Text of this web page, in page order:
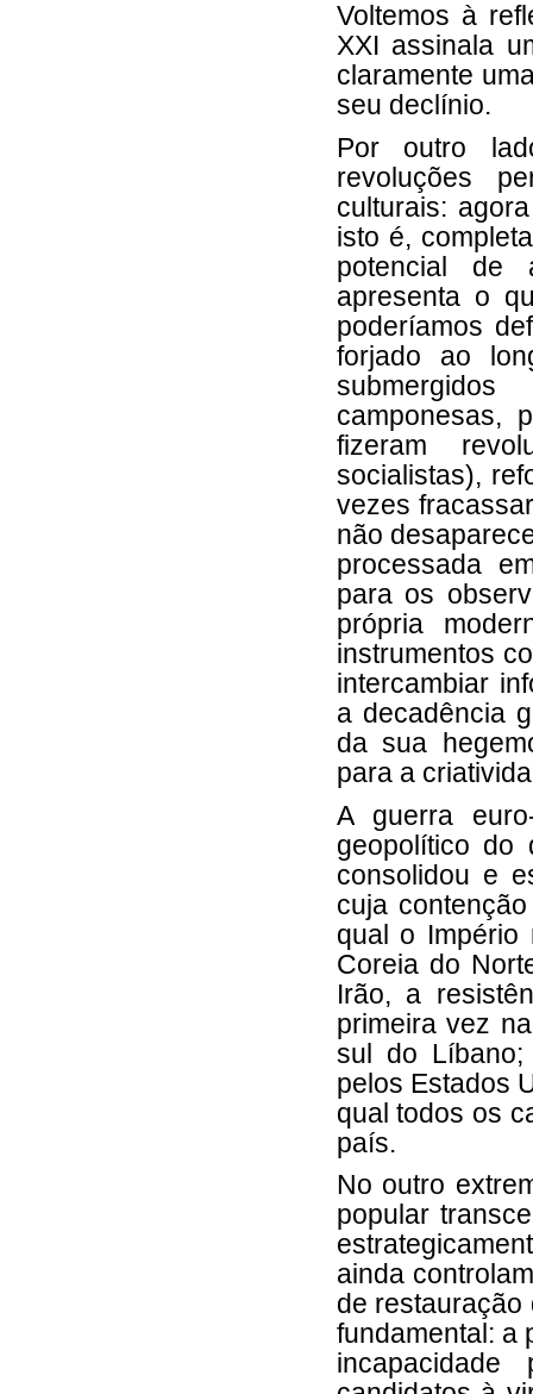
Voltemos à
XXI assinala
claramente
seu declínio.
Por outro
revoluções
culturais:
isto é,
potencial de
apresenta o
poderíamos
forjado ao
submergidos
camponesas,
fizeram
socialistas),
vezes
não
processada
para os
própria
instrumentos
intercambiar
a decadência
da sua
para a
A guerra
geopolítico do
consolidou e
cuja
qual o Império
Coreia do
Irão, a
primeira vez
sul do
pelos Estados
qual todos os
país.
No outro
popular
ainda
de restauração
fundamental: a